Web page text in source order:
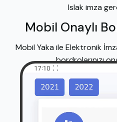
Islak imza
Mobil Onaylı
Mobil Yaka ile Elektronik
bordrolarınızı